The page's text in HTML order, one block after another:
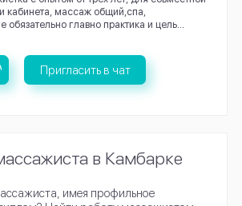
кабинета, массаж общий,спа,
обязательно главно практика и цель...
Пригласить в чат
в Камбарке
имея профильное